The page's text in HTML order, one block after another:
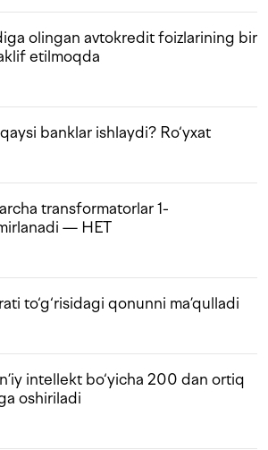
olingan avtokredit foizlarining bir
etilmoqda
banklar ishlaydi? Ro‘yxat
transformatorlar 1-
— HET
to‘g‘risidagi qonunni ma’qulladi
intellekt bo‘yicha 200 dan ortiq
oshiriladi